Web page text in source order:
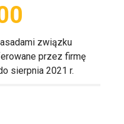
związku
przez firmę
sierpnia 2021 r.